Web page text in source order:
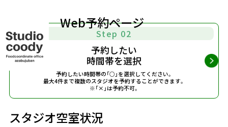
Web予約ページ
Step 02
予約したい
時間帯を選択
予約したい時間帯の「○」を選択してください。
最大4件まで複数のスタジオを予約することができます。
※「×」は予約不可。
スタジオ空室状況